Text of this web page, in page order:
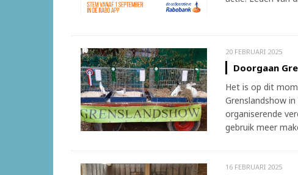
20 FEBRUARI 2025
Doorgaan
Het is op dit
Grenslandshow
organiserende
gebruik meer
16 FEBRUARI 2025